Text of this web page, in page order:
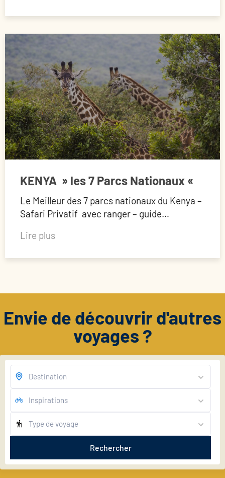
KENYA » les 7 Parcs Nationaux «
Le Meilleur des 7 parcs nationaux du Kenya –
Safari Privatif avec ranger – guide…
Lire plus
Envie de découvrir d'autres
voyages ?
Rechercher